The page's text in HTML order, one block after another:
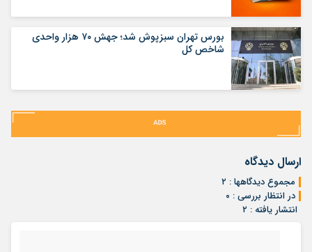
بورس تهران سبزپوش شد؛ جهش ۷۰ هزار واحدی
شاخص کل
ارسال دیدگاه
مجموع دیدگاهها : ۲
در انتظار بررسی : ۰
انتشار یافته : ۲